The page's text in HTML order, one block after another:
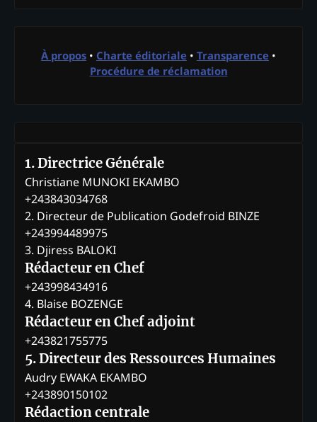
À propos • Charte éditoriale • Transparence •
Procédure de réclamation
1. Directrice Générale
Christiane MUNOKI EKAMBO
+243843034768
2. Directeur de Publication Godefroid BINZE
+243994489975
3. Djiress BALOKI
Rédacteur en Chef
+243998434916
4. Blaise BOZENGE
Rédacteur en Chef adjoint
+243821755775
5. Directeur des Ressources Humaines
Audry EWAKA EKAMBO
+243890150102
Rédaction centrale